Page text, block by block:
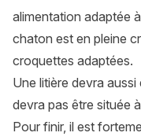
alimentation adaptée
chaton est en pleine
croquettes adaptées.
Une litière devra
devra pas être située
Pour finir, il est